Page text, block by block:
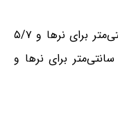
پوزه تا پایه‌ی دُم به درازای ۷/۴ سانتی‌متر برای نرها و ۵/۷
سانتی‌متر برای ماده‌ها، دُم به درازای ۱۱/۶ سانتی‌متر برای نرها و